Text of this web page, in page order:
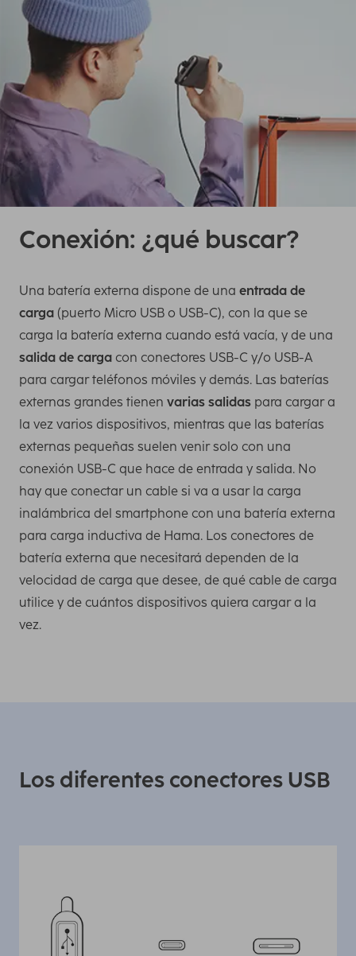
Conexión: ¿qué buscar?
Una batería externa dispone de una entrada de
carga (puerto Micro USB o USB-C), con la que se
carga la batería externa cuando está vacía, y de una
salida de carga con conectores USB-C y/o USB-A
para cargar teléfonos móviles y demás. Las baterías
externas grandes tienen varias salidas para cargar a
la vez varios dispositivos, mientras que las baterías
externas pequeñas suelen venir solo con una
conexión USB-C que hace de entrada y salida. No
hay que conectar un cable si va a usar la carga
inalámbrica del smartphone con una batería externa
para carga inductiva de Hama. Los conectores de
batería externa que necesitará dependen de la
velocidad de carga que desee, de qué cable de carga
utilice y de cuántos dispositivos quiera cargar a la
vez.
Los diferentes conectores USB